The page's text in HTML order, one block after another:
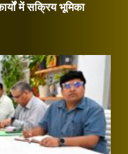
में सक्रिय भूमिका